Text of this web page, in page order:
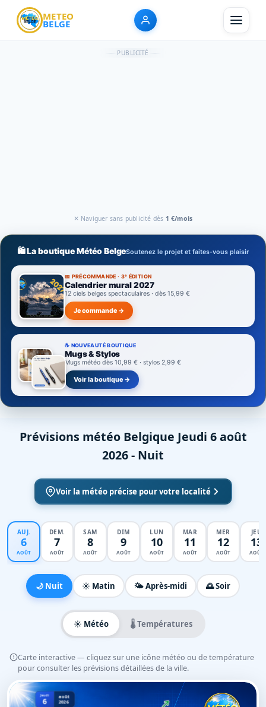
METEO
BELGE
PUBLICITÉ
✕ Naviguer sans publicité dès 1 €/mois
🛍️ La boutique Météo BelgeSoutenez le projet et faites-vous plaisir
📅 PRÉCOMMANDE · 3ᵉ ÉDITION
Calendrier mural 2027
12 ciels belges spectaculaires · dès 15,99 €
Je commande →
☕ NOUVEAUTÉ BOUTIQUE
Mugs & Stylos
Mugs météo dès 10,99 € · stylos 2,99 €
Voir la boutique →
Prévisions météo Belgique Jeudi 6 août
2026 - Nuit
Voir la météo précise pour votre localité
AUJ.
6
AOÛT
DEM.
7
AOÛT
SAM
8
AOÛT
DIM
9
AOÛT
LUN
10
AOÛT
MAR
11
AOÛT
MER
12
AOÛT
JEU
13
AOÛT
🌙 Nuit ☀️ Matin 🌤️ Après-midi 🌅 Soir
☀️ Météo 🌡️ Températures
Carte interactive — cliquez sur une icône météo ou de température
pour consulter les prévisions détaillées de la ville.
Jeudi
6
août
2026